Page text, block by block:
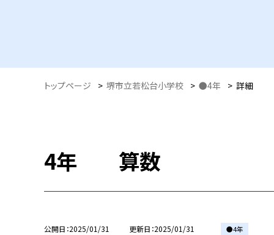
トップページ > 堺市立若松台小学校 > ●4年 > 詳細
4年 算数
公開日 2025/01/31 更新日 2025/01/31 ●4年